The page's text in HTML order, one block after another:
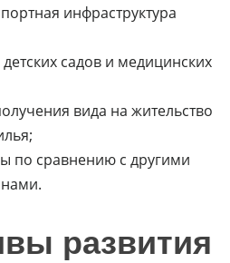
инфраструктура
садов и медицинских
вида на жительство
по сравнению с другими
развития